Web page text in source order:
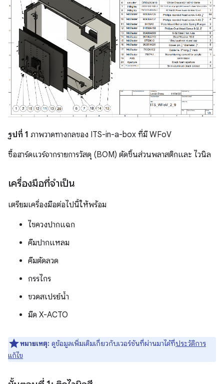
รูปที่ 1 ภาพวาดทางกลของ ITS-in-a-box ที่มี WFoV
ซื้อฮาร์ดแวร์จากรายการวัสดุ (BOM) ตัดชิ้นส่วนพลาสติกและ ไวนิล
เครื่องมือที่จําเป็น
เตรียมเครื่องมือต่อไปนี้ให้พร้อม
ไขควงปากแฉก
คีมปากแหลม
คีมตัดลวด
กรรไกร
ขวดสเปรย์น้ำ
มีด X-ACTO
หมายเหตุ: ดูข้อมูลเพิ่มเติมเกี่ยวกับเวอร์ชันที่ผ่านมาได้ที่ประวัติการ
แก้ไข